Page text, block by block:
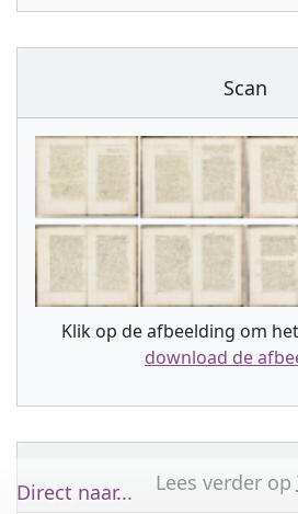
Scan
Klik op de afbeelding om
download de
Lees verder op
Direct naar...